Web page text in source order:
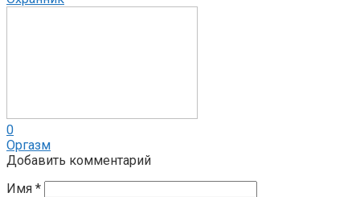
0
Оргазм
Добавить комментарий
Имя *